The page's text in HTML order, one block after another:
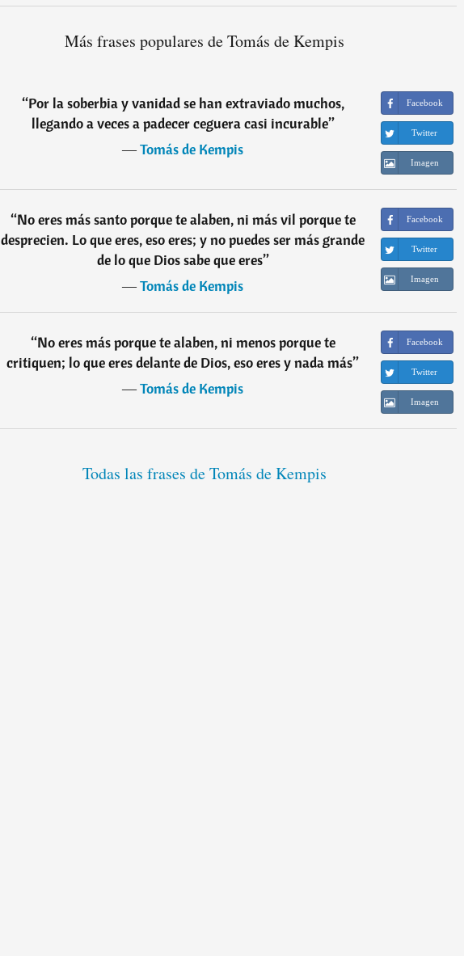
Más frases populares de Tomás de Kempis
“Por la soberbia y vanidad se han extraviado muchos,
llegando a veces a padecer ceguera casi incurable”
―Tomás de Kempis
Facebook
Twitter
Imagen
“No eres más santo porque te alaben, ni más vil porque te
desprecien. Lo que eres, eso eres; y no puedes ser más grande
de lo que Dios sabe que eres”
―Tomás de Kempis
Facebook
Twitter
Imagen
“No eres más porque te alaben, ni menos porque te
critiquen; lo que eres delante de Dios, eso eres y nada más”
―Tomás de Kempis
Facebook
Twitter
Imagen
Todas las frases de Tomás de Kempis